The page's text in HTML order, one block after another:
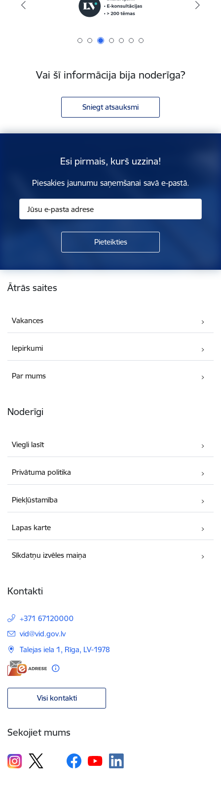
Vai šī informācija bija noderīga?
Sniegt atsauksmi
Esi pirmais, kurš uzzina!
Piesakies jaunumu saņemšanai savā e-pastā.
Kājene
Ātrās saites
Vakances
Iepirkumi
Par mums
Noderīgi
Viegli lasīt
Privātuma politika
Piekļūstamība
Lapas karte
Sīkdatņu izvēles maiņa
Kontakti
+371 67120000
E-pasts:
vid@vid.gov.lv
Talejas iela 1, Rīga, LV-1978
Visi kontakti
Sekojiet mums